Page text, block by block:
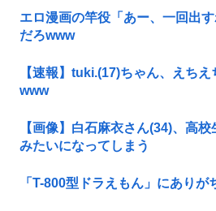
エロ漫画の竿役「あー、一回出
だろwww
【速報】tuki.(17)ちゃん、えち
www
【画像】白石麻衣さん(34)、高
みたいになってしまう
「T-800型ドラえもん」にありが